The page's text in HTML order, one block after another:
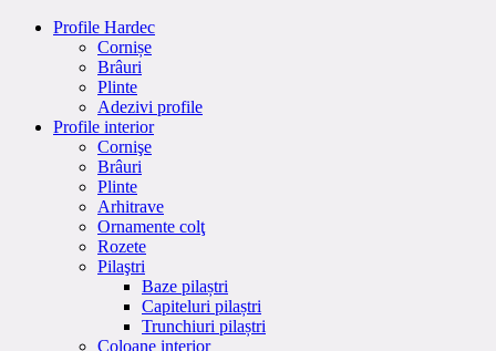
Profile Hardec
Cornișe
Brâuri
Plinte
Adezivi profile
Profile interior
Cornişe
Brâuri
Plinte
Arhitrave
Ornamente colţ
Rozete
Pilaştri
Baze pilaștri
Capiteluri pilaștri
Trunchiuri pilaștri
Coloane interior